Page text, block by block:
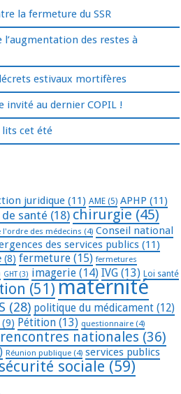
la fermeture du SSR
des restes à
estivaux mortifères
invité au dernier COPIL !
lits cet été
juridique (11) AME (5) APHP (11)
santé (18) chirurgie (45)
l'ordre des médecins (4) Conseil national
des services publics (11)
(8) fermeture (15) fermetures
GHT(3) imagerie (14) IVG (13) Loi santé
(51) maternité
(28) politique du médicament (12)
(9) Pétition (13) questionnaire (4)
rencontres nationales (36)
Réunion publique (4) services publics
sécurité sociale (59)